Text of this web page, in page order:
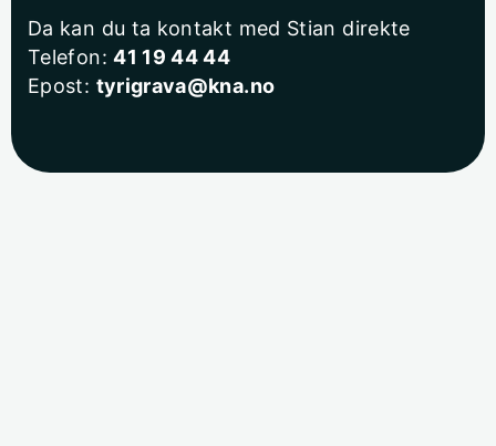
Da kan du ta kontakt med Stian direkte
Telefon:41 19 44 44
Epost: tyrigrava@kna.no